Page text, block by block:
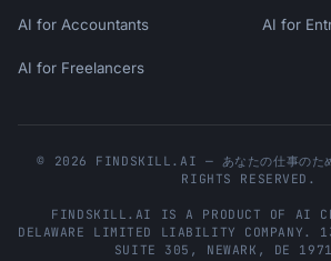
AI for Accountants AI for
AI for Freelancers
© 2026 FINDSKILL.AI — あなたの仕事のた
RIGHTS RESERVED.
FINDSKILL.AI IS A PRODUCT OF AI
DELAWARE LIMITED LIABILITY COMPANY.
SUITE 305 , NEWARK , DE